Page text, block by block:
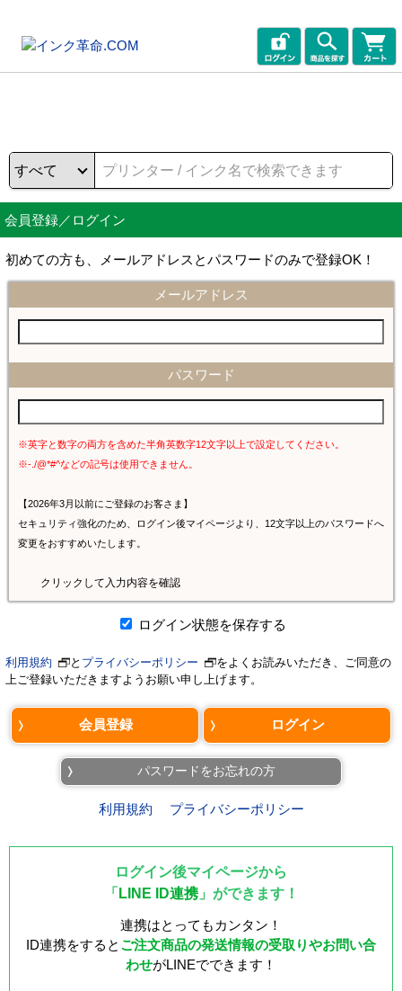
会員登録／ログイン
初めての方も、メールアドレスとパスワードのみで登録OK！
メールアドレス
パスワード
※英字と数字の両方を含めた半角英数字12文字以上で設定してください。
※-./@*#^などの記号は使用できません。
【2026年3月以前にご登録のお客さま】
セキュリティ強化のため、ログイン後マイページより、12文字以上のパスワードへ
変更をおすすめいたします。
クリックして入力内容を確認
ログイン状態を保存する
利用規約 と プライバシーポリシー
をよくお読みいただき、ご同意の
上ご登録いただきますようお願い申し上げます。
パスワードをお忘れの方
利用規約 プライバシーポリシー
ログイン後マイページから
「 LINE ID連携」ができます！
連携はとってもカンタン！
ID連携をすると ご注文商品の発送情報の受取りやお問い合
わせがLINEでできます！